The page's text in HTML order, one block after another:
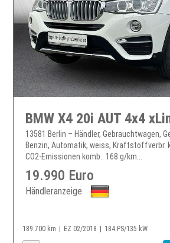
13581 Berlin – Händler, Gebrauchtwagen,
Benzin, Automatik, weiss, Kraftstoffverbr.
CO2-Emissionen komb.: 168 g/km...
19.990 Euro
Händleranzeige
189.700 km EZ 02/2018 184 PS/135 kW